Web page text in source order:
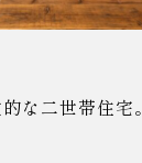
な二世帯住宅。